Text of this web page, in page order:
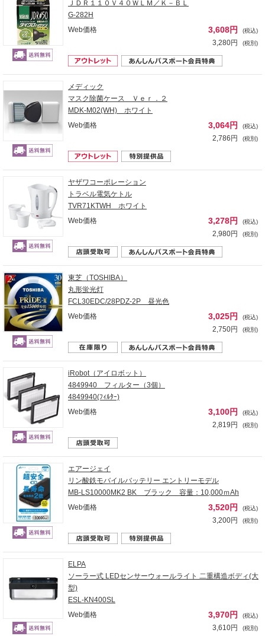
ＪＤＲ１１０Ｖ４０ＷＬＭ／Ｋ－ＢＬ
G-282H
Web価格
3,608円 (税込)
3,280円 (税別)
メディック
マスク除菌ケース Ｖｅｒ．２
MDK-M02(WH) ホワイト
Web価格
3,064円 (税込)
2,786円 (税別)
ヤザワコーポレーション
トラベル電気ケトル
TVR71KTWH ホワイト
Web価格
3,278円 (税込)
2,980円 (税別)
東芝（TOSHIBA）
丸形蛍光灯
FCL30EDC/28PDZ-2P 昼光色
Web価格
3,025円 (税込)
2,750円 (税別)
iRobot（アイロボット）
4849940 フィルター（3個）
4849940(ﾌｨﾙﾀｰ)
Web価格
3,100円 (税込)
2,819円 (税別)
エアージェイ
リン酸鉄モバイルバッテリー エントリーモデル
MB-LS10000MK2 BK ブラック 容量：10,000ｍAh
Web価格
3,520円 (税込)
3,200円 (税別)
ELPA
ソーラー式 LEDセンサーウォールライト 二重構造ボディ(大
型)
ESL-KN400SL
Web価格
3,970円 (税込)
3,610円 (税別)